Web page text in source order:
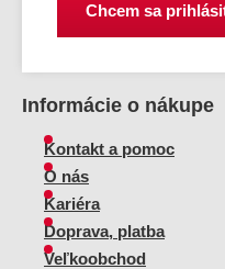
Chcem sa
Informácie o nákupe
Kontakt a pomoc
O nás
Kariéra
Doprava, platba
Veľkoobchod